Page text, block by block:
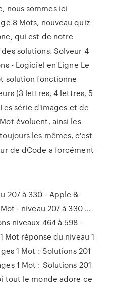
nous sommes ici
8 Mots, nouveau quiz
qui est de notre
solutions. Solveur 4
- Logiciel en Ligne Le
solution fonctionne
(3 lettres, 4 lettres, 5
série d'images et de
évoluent, ainsi les
les mêmes, c'est
de dCode a forcément
207 à 330 - Apple &
- niveau 207 à 330 ...
niveaux 464 à 598 -
Mot réponse du niveau 1
1 Mot : Solutions 201
1 Mot : Solutions 201
tout le monde adore ce